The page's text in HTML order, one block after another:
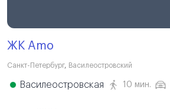
ЖК Amo
Санкт-Петербург, Василеостровский
Василеостровская 10 мин.